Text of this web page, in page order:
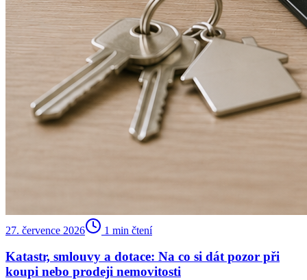
27. července 2026 1 min čtení
Katastr, smlouvy a dotace: Na co si dát pozor při
koupi nebo prodeji nemovitosti